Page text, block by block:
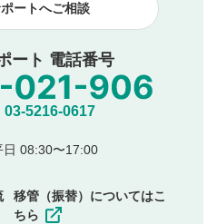
は無関係の内容の投稿
差別的表現投稿
容の投稿
号など個人を特定できる情報の
や営利目的、広告・宣伝を目
著作権、その他の知的財産
と判断した投稿
ートへご相談
ート 電話番号
03-5216-0617
日 08:30〜17:00
移管（振替）についてはこ
ちら